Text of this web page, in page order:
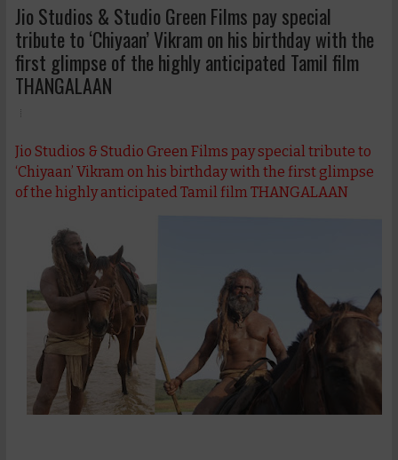
Jio Studios & Studio Green Films pay special
tribute to ‘Chiyaan’ Vikram on his birthday with the
first glimpse of the highly anticipated Tamil film
THANGALAAN
Jio Studios & Studio Green Films pay special tribute to
‘Chiyaan’ Vikram on his birthday with the first glimpse
of the highly anticipated Tamil film THANGALAAN